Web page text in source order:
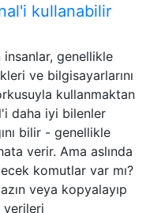
kullanabilir
genellikle
ve bilgisayarlarını
kullanmaktan
daha iyi bilenler
bilir - genellikle
verir. Ama aslında
komutlar var mı?
veya kopyalayıp
verileri